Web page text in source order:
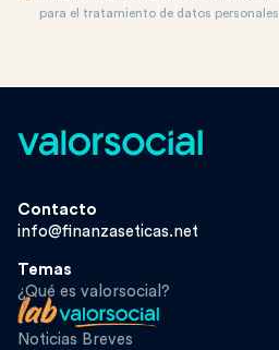
para el tratamiento de datos personales
Contacto
info@finanzaseticas.net
Temas
¿Qué es valorsocial?
Noticias Breves